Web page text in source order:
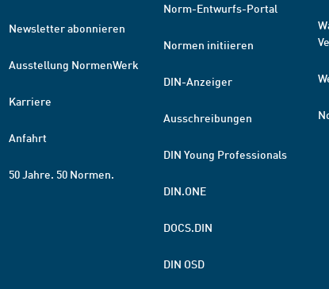
Newsletter abonnieren
Ausstellung NormenWerk
Karriere
Anfahrt
50 Jahre. 50 Normen.
Norm-Entwurfs-Portal
Normen initiieren
DIN-Anzeiger
Ausschreibungen
DIN Young Professionals
DIN.ONE
DOCS.DIN
DIN OSD